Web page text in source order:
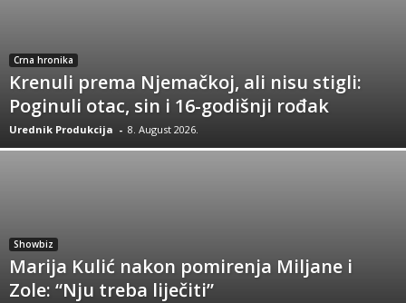
Crna hronika
Krenuli prema Njemačkoj, ali nisu stigli:
Poginuli otac, sin i 16-godišnji rođak
Urednik Produkcija - 8. August 2026.
Showbiz
Marija Kulić nakon pomirenja Miljane i
Zole: “Nju treba liječiti”